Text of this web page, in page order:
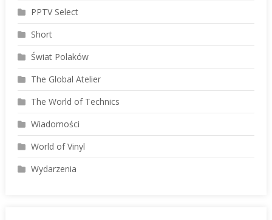
PPTV Select
Short
Świat Polaków
The Global Atelier
The World of Technics
Wiadomości
World of Vinyl
Wydarzenia